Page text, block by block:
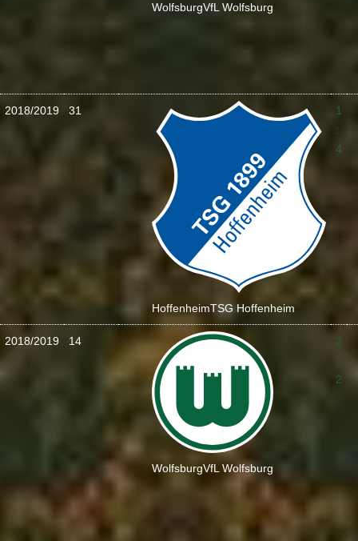
WolfsburgVfL Wolfsburg
2018/2019 31
HoffenheimTSG Hoffenheim
1
:
4
2018/2019 14
WolfsburgVfL Wolfsburg
2
2